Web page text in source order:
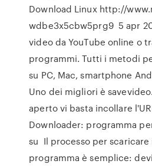
Download Linux http://
wdbe3x5cbw5prg9 5 apr
video da YouTube online o
programmi. Tutti i metodi
su PC, Mac, smartphone
Uno dei migliori è
aperto vi basta incollare
Downloader: programma
su Il processo per
programma è semplice: